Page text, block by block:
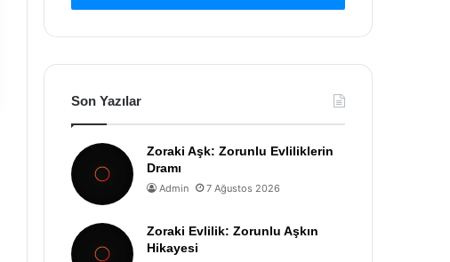
Son Yazılar
Zoraki Aşk: Zorunlu Evliliklerin
Dramı
Admin 7 Ağustos 2026
Zoraki Evlilik: Zorunlu Aşkın
Hikayesi